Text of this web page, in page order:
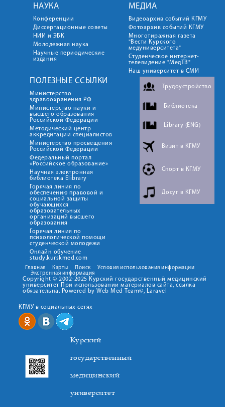
НАУКА
Конференции
Диссертационные советы
НИИ и ЭБК
Молодежная наука
Научные периодические
издания
МЕДИА
Видеоархив событий КГМУ
Фотоархив событий КГМУ
Многотиражная газета
"Вести Курского
медуниверситета"
Студенческое интернет-
телевидение "МедТВ"
Наш университет в СМИ
ПОЛЕЗНЫЕ ССЫЛКИ
Министерство
здравоохранения РФ
Министерство науки и
высшего образования
Российской Федерации
Методический центр
аккредитации специалистов
Министерство просвещения
Российской Федерации
Федеральный портал
«Российское образование»
Научная электронная
библиотека Elibrary
Горячая линия по
обеспечению правовой и
социальной защиты
обучающихся
образовательных
организаций высшего
образования
Горячая линия по
психологической помощи
студенческой молодежи
Онлайн обучение
study.kurskmed.com
Трудоустройство
Библиотека
Library (ENG)
Визит в КГМУ
Спорт в КГМУ
Досуг в КГМУ
Главная Карты Поиск
Условия использования информации
Экстренная информация
Copyright © 2002-2025 Курский государственный медицинский
университет При использовании материалов сайта, ссылка
обязательна. Powered by Web Med Team©, Laravel
КГМУ в социальных сетях
Курский
государственный
медицинский
университет